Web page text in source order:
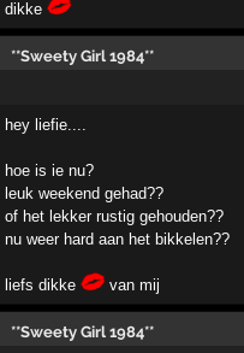
dikke
**Sweety Girl 1984**
hey liefie....
hoe is ie nu?
leuk weekend gehad??
of het lekker rustig gehouden??
nu weer hard aan het bikkelen??
liefs dikke van mij
**Sweety Girl 1984**